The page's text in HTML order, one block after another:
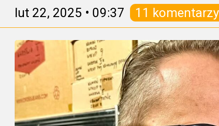
lut 22, 2025 • 09:37 11 komentarzy